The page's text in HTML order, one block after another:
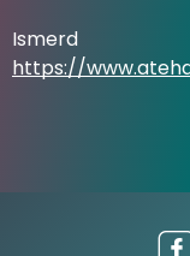
https://